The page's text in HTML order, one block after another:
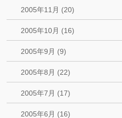
2005年11月 (20)
2005年10月 (16)
2005年9月 (9)
2005年8月 (22)
2005年7月 (17)
2005年6月 (16)